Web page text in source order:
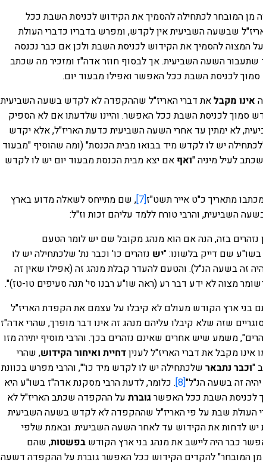
מן המובחר לכתחילה להסמיך את הקידוש לכניסת השבת ככל
שבשעה השביעית אין לקדש, ומפרש בדבריו כדברי העולת
המצוה להסמיך את הקידוש לכניסת השבת ולכן אם כבר נכנסה
השעה השביעית. אך לבסוף חוזר אדה"ז ומזכיר מה שכתב
לכניסת השבת ככל האפשר ואפילו מבעוד יום.
אינו מקבלאת דברי האריז"ל שההקפדה לא לקדש בשעה השביעית
סמוך לכניסת השבת ככל האפשר. והיינו שלדעתו אם לא הספיק
לא ימתין עד אחרי השעה השביעית כדעת האריז"ל, אלא יקדש
יש לו לקדש מיד בבואו מבית הכנסת" (ומה שהוסיף "מבעוד
לעיל מיניה "ואף אם יצא מבית הכנסת מבעוד יום יש לו לקדש
מתאריך כ"ט אייר תשט"ז[7] , שם מתייחס לשאלה מדוע בארץ
השביעית, והרבי טורח ללמד עליהם זכות וז"ל:
בזה, הנה אם הוא מנהג מקובל שם יש לומר הטעם
שם דייק בלשונו: "יש נזהרים כו' וכבר נת' שלכתחילה יש לו
זה בשעה הנ"ל). והטעם להעדר קבלת מנהג זה (אפילו שאין זה
מצוה לא ידע דבר רע (ראה שו"ע רבנו סי' תנה סעיפים טו-טז)".
בני ארץ הקודש מעולם לא קיבלו על עצמם את הקפדת האריז"ל
שזה שלא קיבלו עליהם מנהג זה אינו דבר מופרך, שהרי אדה"ז
משמע שיש אחרים שאינם נזהרים בכך. והרבי מוסיף יתירה מזו
מקבל את דברי האריז"ל לעניןדחיית ואיחור הקידוש, שהרי
"וכבר נתבארשלכתחילה יש לו לקדש מיד כו'", והרבי מפרש בכוונת
זה בשעה הנ"ל"[8] . כלומר, לדעת הרבי מסקנת אדה"ז בשו"ע היא
לכניסת השבת ככל האפשרגוברתעל ההקפדה שכתב האריז"ל לא
העולת שבת על פי האריז"ל שההקפדה לא לקדש בשעה השביעית
יש לדחות את הקידוש עד לאחר השעה השביעית. ובאמת שלפי
כבר היה ליישב את מנהג בני ארץ הקודש בפשטות, שהם
המובחר" להקדים הקידוש ככל האפשר גוברת על ההקפדה דשעה